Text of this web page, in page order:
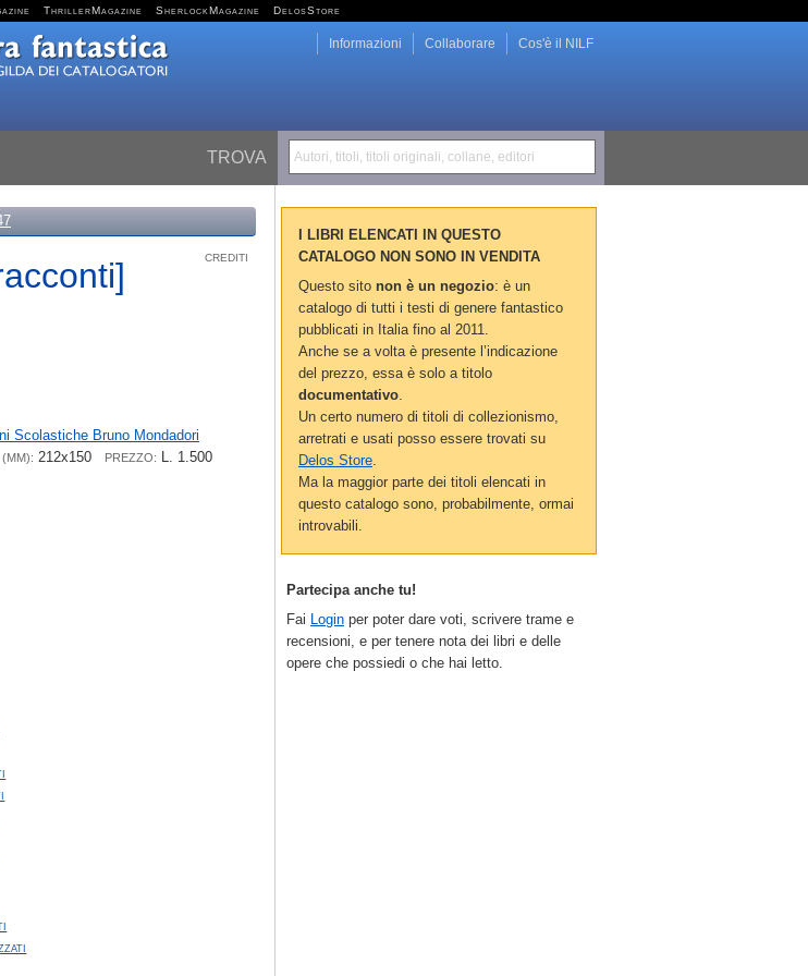
ThrillerMagazine SherlockMagazine DelosStore
TROVA Autori, titoli, titoli originali, collane, editori
Cos'è il NILF
Collaborare
Informazioni
CREDITI
Scolastiche Bruno Mondadori
212x150 PREZZO: L. 1.500
I LIBRI ELENCATI IN QUESTO
CATALOGO NON SONO IN VENDITA
Questo sito non è un negozio: è un
catalogo di tutti i testi di genere fantastico
pubblicati in Italia fino al 2011.
Anche se a volta è presente l’indicazione
del prezzo, essa è solo a titolo
documentativo
Un certo numero di titoli di collezionismo,
arretrati e usati posso essere trovati su
Delos Store
Ma la maggior parte dei titoli elencati in
questo catalogo sono, probabilmente, ormai
introvabili.
Partecipa anche tu!
Fai Login per poter dare voti, scrivere trame e
recensioni, e per tenere nota dei libri e delle
opere che possiedi o che hai letto.